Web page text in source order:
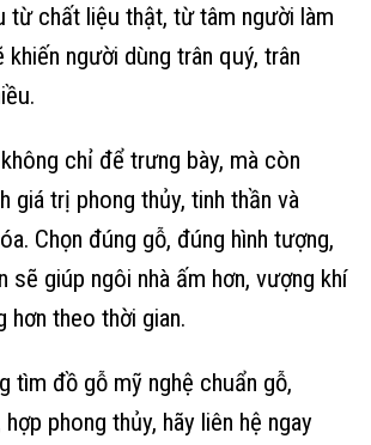
từ chất liệu thật, từ tâm người làm
người dùng trân quý, trân
chỉ để trưng bày, mà còn
giá trị phong thủy, tinh thần và
Chọn đúng gỗ, đúng hình tượng,
sẽ giúp ngôi nhà ấm hơn, vượng khí
hơn theo thời gian.
tìm đồ gỗ mỹ nghệ chuẩn gỗ,
phong thủy, hãy liên hệ ngay